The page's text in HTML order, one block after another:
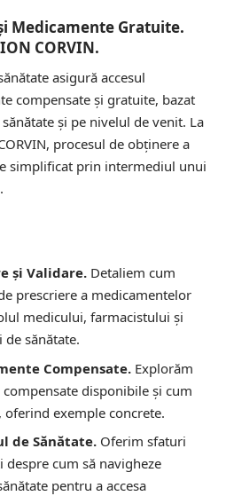
Medicamente Gratuite.
CORVIN.
asigură accesul
compensate și gratuite, bazat
și pe nivelul de venit. La
procesul de obținere a
simplificat prin intermediul unui
și Validare. Detaliem cum
prescriere a medicamentelor
medicului, farmacistului și
sănătate.
Compensate. Explorăm
disponibile și cum
oferind exemple concrete.
de Sănătate. Oferim sfaturi
cum să navigheze
pentru a accesa